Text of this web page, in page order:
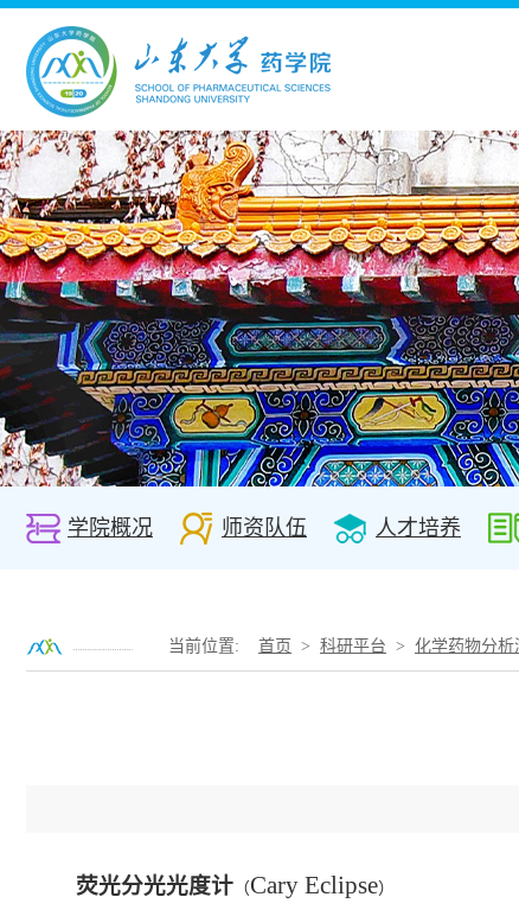
学院概况 师资队伍 人才培养
当前位置: 首页 > 科研平台 > 化学药物分析
荧光分光光度计（Cary Eclipse）